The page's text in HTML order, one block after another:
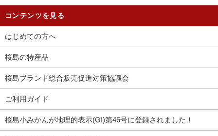
コンテンツを見る
はじめての方へ
桜島の特産品
桜島ブランド総合販売促進対策協議会
ご利用ガイド
桜島小みかんが地理的表示(GI)第46号に登録されました！